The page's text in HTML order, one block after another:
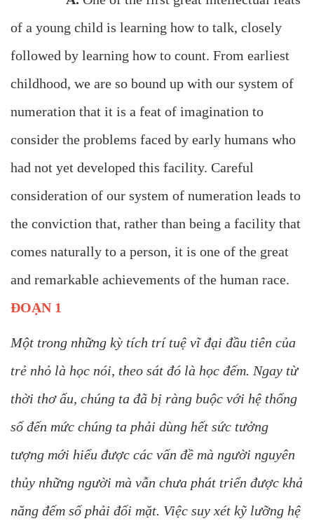
of a young child is learning how to talk, closely
followed by learning how to count. From earliest
childhood, we are so bound up with our system of
numeration that it is a feat of imagination to
consider the problems faced by early humans who
had not yet developed this facility. Careful
consideration of our system of numeration leads to
the conviction that, rather than being a facility that
comes naturally to a person, it is one of the great
and remarkable achievements of the human race.
ĐOẠN 1
Một trong những kỳ tích trí tuệ vĩ đại đầu tiên của
trẻ nhỏ là học nói, theo sát đó là học đếm. Ngay từ
thời thơ ấu, chúng ta đã bị ràng buộc với hệ thống
số đến mức chúng ta phải dùng hết sức tưởng
tượng mới hiểu được các vấn đề mà người nguyên
thủy những người mà vẫn chưa phát triển được khả
năng đếm số phải đối mặt. Việc suy xét kỹ lưỡng hệ